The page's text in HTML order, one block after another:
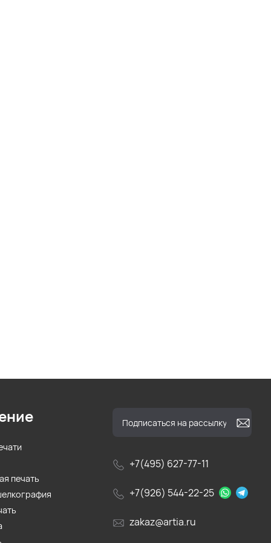
+7(495) 627-77-11
+7(926) 544-22-25
zakaz@artia.ru
печать